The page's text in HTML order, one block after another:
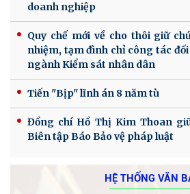
doanh nghiệp
Quy chế mới về cho thôi giữ
nhiệm, tạm đình chỉ công tác
ngành Kiểm sát nhân dân
Tiến "Bịp" lĩnh án 8 năm tù
Đồng chí Hồ Thị Kim Thoan
Biên tập Báo Bảo vệ pháp luật
HỆ THỐNG VĂN